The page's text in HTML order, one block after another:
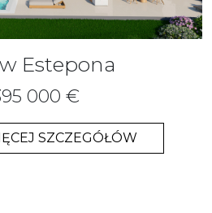
Estepona
000 €
SZCZEGÓŁÓW